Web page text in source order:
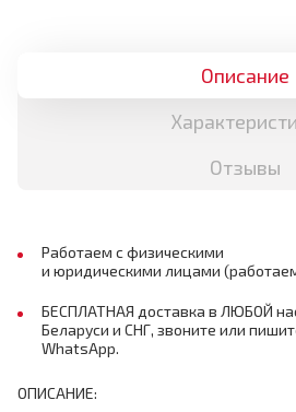
Описание
Отзывы
Работаем с физическими
и юридическими лицами
БЕСПЛАТНАЯ доставка в ЛЮБОЙ
Беларуси и СНГ, звоните или
WhatsApp.
ОПИСАНИЕ: